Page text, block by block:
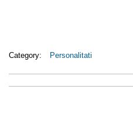
Category: Personalitati